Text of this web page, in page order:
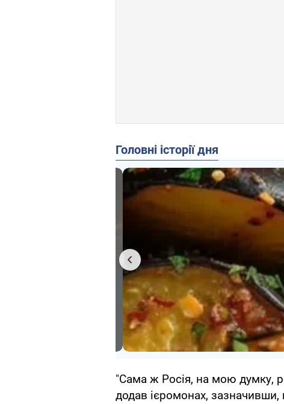
Головні історії дня
"Сама ж Росія, на мою думку,
додав ієромонах,